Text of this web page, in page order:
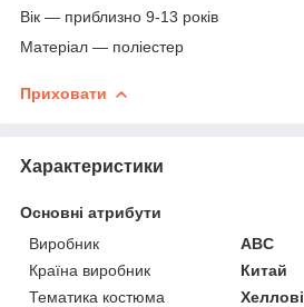
Вік — приблизно 9-13 років
Матеріал — поліестер
Приховати
Характеристики
Основні атрибути
Виробник
ABC
Країна виробник
Китай
Тематика костюма